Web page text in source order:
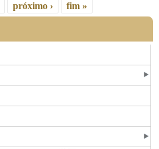
próximo › fim »